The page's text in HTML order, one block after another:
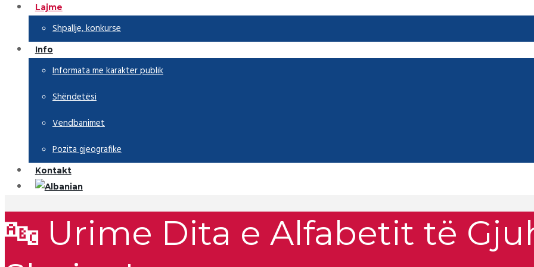
Lajme
Shpallje, konkurse
Info
Informata me karakter publik
Shëndetësi
Vendbanimet
Pozita gjeografike
Kontakt
🔤 Urime Dita e Alfabetit të